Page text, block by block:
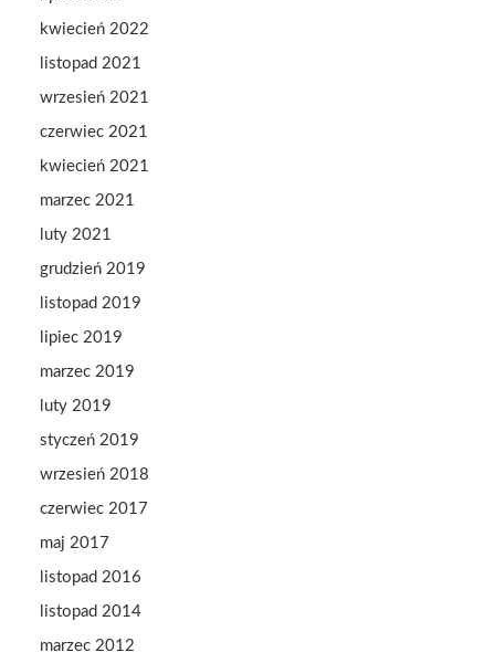
kwiecień 2022
listopad 2021
wrzesień 2021
czerwiec 2021
kwiecień 2021
marzec 2021
luty 2021
grudzień 2019
listopad 2019
lipiec 2019
marzec 2019
luty 2019
styczeń 2019
wrzesień 2018
czerwiec 2017
maj 2017
listopad 2016
listopad 2014
marzec 2012